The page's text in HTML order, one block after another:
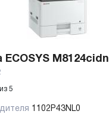
M8124cidn
из 5
1102P43NL0